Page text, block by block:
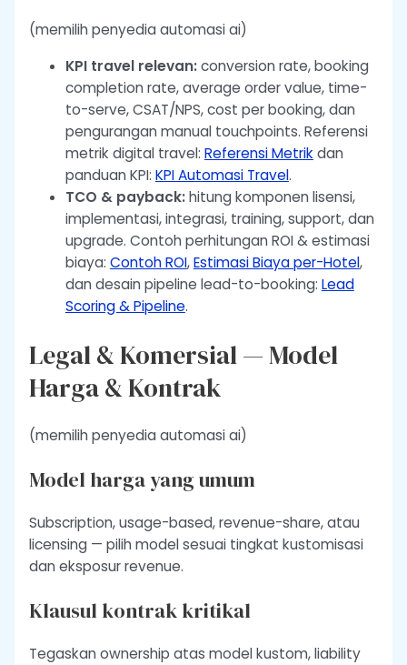
(memilih penyedia automasi ai)
KPI travel relevan:conversion rate, booking
completion rate, average order value, time-
to-serve, CSAT/NPS, cost per booking, dan
pengurangan manual touchpoints. Referensi
metrik digital travel: Referensi Metrik dan
panduan KPI: KPI Automasi Travel.
TCO & payback:hitung komponen lisensi,
implementasi, integrasi, training, support, dan
upgrade. Contoh perhitungan ROI & estimasi
biaya: Contoh ROI,Estimasi Biaya per-Hotel,
dan desain pipeline lead-to-booking: Lead
Scoring & Pipeline.
Legal & Komersial — Model
Harga & Kontrak
(memilih penyedia automasi ai)
Model harga yang umum
Subscription, usage-based, revenue-share, atau
licensing — pilih model sesuai tingkat kustomisasi
dan eksposur revenue.
Klausul kontrak kritikal
Tegaskan ownership atas model kustom, liability